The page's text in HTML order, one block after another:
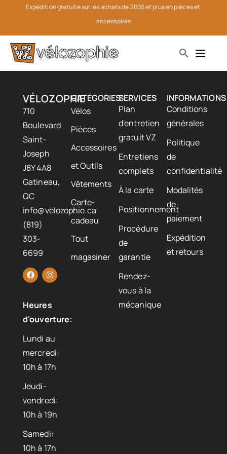
Expédition gratuite sur les achats de 200$ et plus en pièces et
accessoires
VÉLOZOPHIE
710
Boulevard
Saint-
Joseph
J8Y 4A8
Gatineau,
QC
info@velozophie.ca
(819)
303-
6699
Heures
d'ouverture:
Lundi au
mercredi:
10h à 17h
Jeudi-
vendredi:
10h à 19h
Samedi:
10h à 17h
CATÉGORIES
Vélos
Pièces
Accessoires
et Outils
Vêtements
Carte-
cadeau
Tout
magasiner
SERVICES
Plan
d'entretien
gratuit VZ
Entretiens
complets
À la carte
Positionnement
Procédure
de
garantie
Rendez-
vous à la
mécanique
INFORMATIONS
Conditions
générales
Politique
de
confidentialité
Modalités
de
paiement
Expédition
et retours